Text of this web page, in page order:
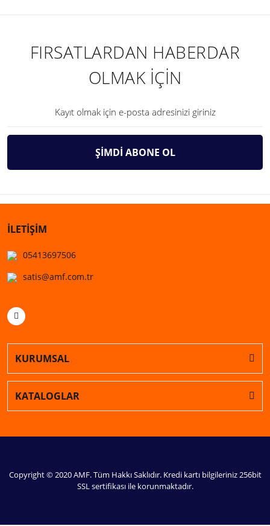
FIRSATLARDAN HABERDAR
OLMAK İÇİN
ŞİMDİ ABONE OL
İLETİŞİM
05413697506
satis@amf.com.tr
KURUMSAL
KATALOGLAR
Copyright © 2020 AMF. Tüm Hakkı Saklıdır. Kredi kartı bilgileriniz 256bit
SSL sertifikası ile korunmaktadır.